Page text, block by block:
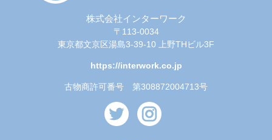
株式会社インターワーク
〒113-0034
東京都文京区湯島3-39-10 上野THビル3F
https://interwork.co.jp
古物商許可番号 第308872004713号